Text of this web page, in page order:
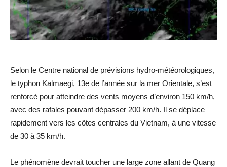
Selon le Centre national de prévisions hydro-météorologiques,
le typhon Kalmaegi, 13e de l’année sur la mer Orientale, s’est
renforcé pour atteindre des vents moyens d’environ 150 km/h,
avec des rafales pouvant dépasser 200 km/h. Il se déplace
rapidement vers les côtes centrales du Vietnam, à une vitesse
de 30 à 35 km/h.
Le phénomène devrait toucher une large zone allant de Quang